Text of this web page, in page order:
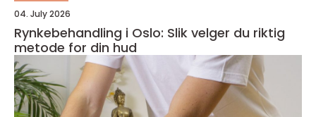
04. July 2026
Rynkebehandling i Oslo: Slik velger du riktig
metode for din hud